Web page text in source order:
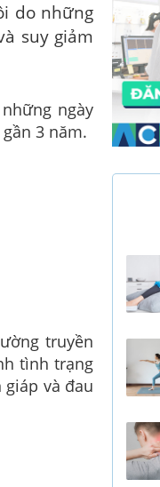
do những
suy giảm
ngày
3 năm.
truyền
tình trạng
và đau